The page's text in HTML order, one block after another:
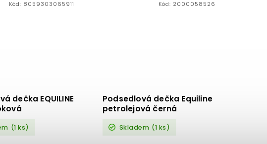
dečka EQUILINE
(1 ks)
Kód: 8059303065911
Podsedlová dečka Equiline
petrolejová černá
Skladem (1 ks)
Kód: 2000058526